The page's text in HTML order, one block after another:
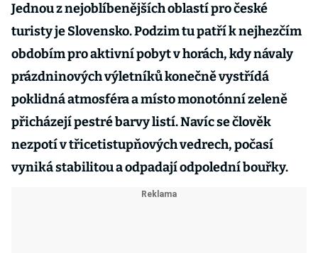
Jednou z nejoblíbenějších oblastí pro české
turisty je Slovensko. Podzim tu patří k nejhezčím
obdobím pro aktivní pobyt v horách, kdy návaly
prázdninových výletníků konečně vystřídá
poklidná atmosféra a místo monotónní zeleně
přicházejí pestré barvy listí. Navíc se člověk
nezpotí v třicetistupňových vedrech, počasí
vyniká stabilitou a odpadají odpolední bouřky.